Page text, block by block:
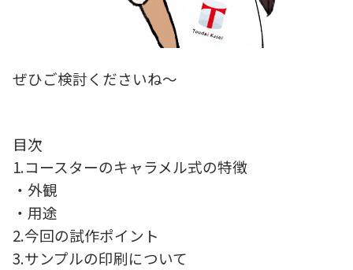
ぜひご検討くださいね～
目次
1.コースターのキャラメル式の特徴
・外観
・用途
2.今回の試作ポイント
3.サンプルの印刷について